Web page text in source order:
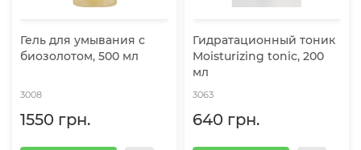
Гель для умывания с
биозолотом, 500 мл
3008
1550 грн.
Гидратационный тоник
Moisturizing tonic, 200
мл
3063
640 грн.